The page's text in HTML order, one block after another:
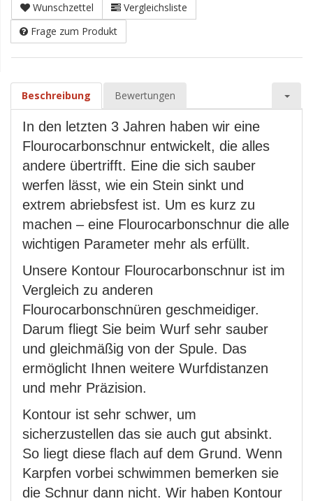
Wunschzettel
Vergleichsliste
Frage zum Produkt
Beschreibung Bewertungen
In den letzten 3 Jahren haben wir eine
Flourocarbonschnur entwickelt, die alles
andere übertrifft. Eine die sich sauber
werfen lässt, wie ein Stein sinkt und
extrem abriebsfest ist. Um es kurz zu
machen – eine Flourocarbonschnur die alle
wichtigen Parameter mehr als erfüllt.
Unsere Kontour Flourocarbonschnur ist im
Vergleich zu anderen
Flourocarbonschnüren geschmeidiger.
Darum fliegt Sie beim Wurf sehr sauber
und gleichmäßig von der Spule. Das
ermöglicht Ihnen weitere Wurfdistanzen
und mehr Präzision.
Kontour ist sehr schwer, um
sicherzustellen das sie auch gut absinkt.
So liegt diese flach auf dem Grund. Wenn
Karpfen vorbei schwimmen bemerken sie
die Schnur dann nicht. Wir haben Kontour